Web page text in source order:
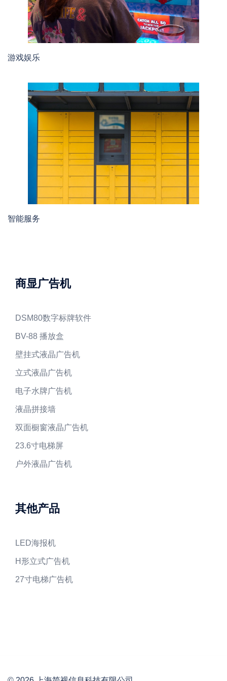
游戏娱乐
智能服务
商显广告机
DSM80数字标牌软件
BV-88 播放盒
壁挂式液晶广告机
立式液晶广告机
电子水牌广告机
液晶拼接墙
双面橱窗液晶广告机
23.6寸电梯屏
户外液晶广告机
其他产品
LED海报机
H形立式广告机
27寸电梯广告机